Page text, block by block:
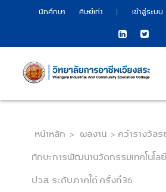
นักศึกษา ศิษย์เก่า | เข้าสู่ระบบ
หน้าหลัก > ผลงาน > คว้ารางวัล
ทักษะการพัฒนานวัตกรรมเทคโนโ
ปวส. ระดับภาคใต้ ครั้งที่ 36